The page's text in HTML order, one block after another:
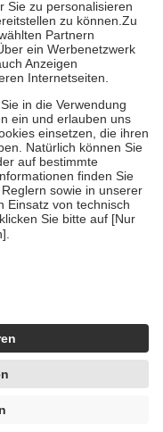
als die tatsächlichen
Online-Apotheken.
beträgt die
zehn Euro je
eigene Gesundheit zu
zu unterstützen,
18. Lebensjahr
die von der
hat Maßnahmen
um echte Bewertungen